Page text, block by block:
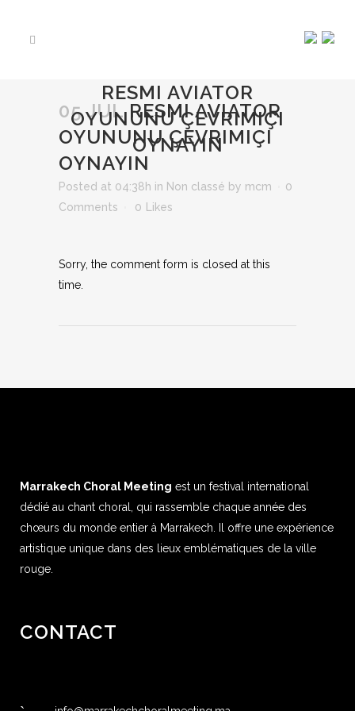
RESMI AVIATOR
OYUNUNU ÇEVRIMIÇI
OYNAYIN
05 JULRESMI AVIATOR
OYUNUNU ÇEVRIMIÇI
OYNAYIN
Posted at 04:38h in Non classé by mcm
0
Comments
0 Likes
Sorry, the comment form is closed at this
time.
Marrakech Choral Meeting est un festival international
dédié au chant choral, qui rassemble chaque année des
chœurs du monde entier à Marrakech. Il offre une expérience
artistique unique dans des lieux emblématiques de la ville
rouge.
CONTACT